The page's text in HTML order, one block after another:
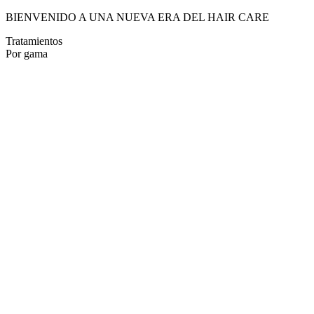
BIENVENIDO A UNA NUEVA ERA DEL HAIR CARE
Tratamientos
Por gama